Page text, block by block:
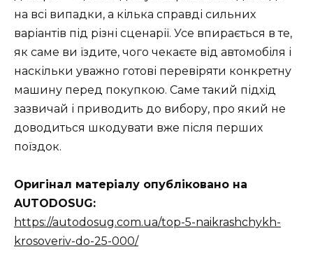
на всі випадки, а кілька справді сильних
варіантів під різні сценарії. Усе впирається в те,
як саме ви їздите, чого чекаєте від автомобіля і
наскільки уважно готові перевіряти конкретну
машину перед покупкою. Саме такий підхід
зазвичай і приводить до вибору, про який не
доводиться шкодувати вже після перших
поїздок.
Оригінал матеріалу опубліковано на
AUTODOSUG:
https://autodosug.com.ua/top-5-naikrashchykh-
krosoveriv-do-25-000/